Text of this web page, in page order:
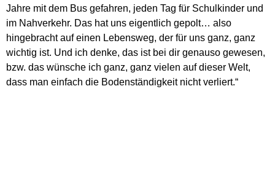
Jahre mit dem Bus gefahren, jeden Tag für Schulkinder und
im Nahverkehr. Das hat uns eigentlich gepolt… also
hingebracht auf einen Lebensweg, der für uns ganz, ganz
wichtig ist. Und ich denke, das ist bei dir genauso gewesen,
bzw. das wünsche ich ganz, ganz vielen auf dieser Welt,
dass man einfach die Bodenständigkeit nicht verliert.“